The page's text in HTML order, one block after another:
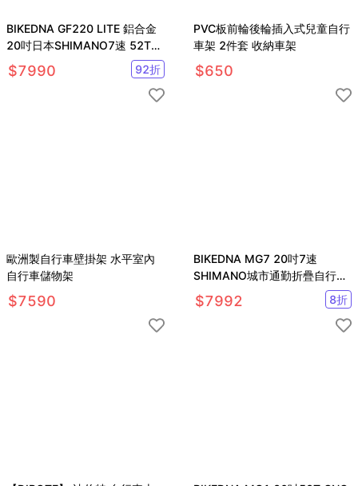
BIKEDNA GF220 LITE 鋁合金
20吋日本SHIMANO7速 52T大
盤折疊車
$7990 92折
PVC板前輪後輪插入式兒童自行
車架 2件套 收納車架
$650
歐洲製自行車壁掛架 水平室內
自行車儲物架
$7590
BIKEDNA MG7 20吋7速
SHIMANO城市通勤折疊自行車
便捷換檔僅11.7 KG 免安裝
$7992 8折